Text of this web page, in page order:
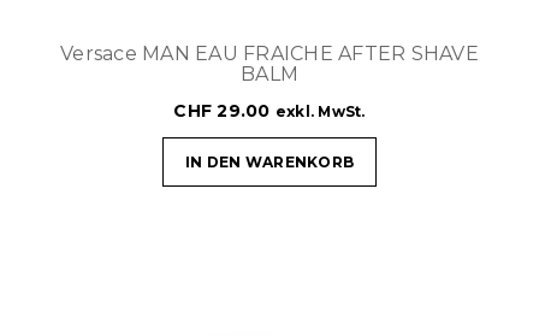
Versace MAN EAU FRAICHE AFTER SHAVE
BALM
CHF 29.00 exkl. MwSt.
IN DEN WARENKORB